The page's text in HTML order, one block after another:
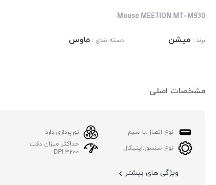
Mouse MEETION MT-M930
برند : میشن دسته بندی : ماوس
مشخصات اصلی
نوع اتصال:با سیم نورپردازی:دارد
نوع سنسور:اپتیکال
حداکثر میزان دقت:
3200 DPI
ویژگی های بیشتر